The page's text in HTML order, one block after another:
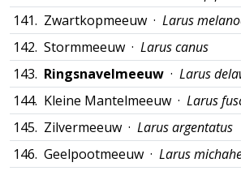
141. Zwartkopmeeuw · Larus
142. Stormmeeuw · Larus canus
143. Ringsnavelmeeuw · Larus
144. Kleine Mantelmeeuw · Larus
145. Zilvermeeuw · Larus argentatus
146. Geelpootmeeuw · Larus